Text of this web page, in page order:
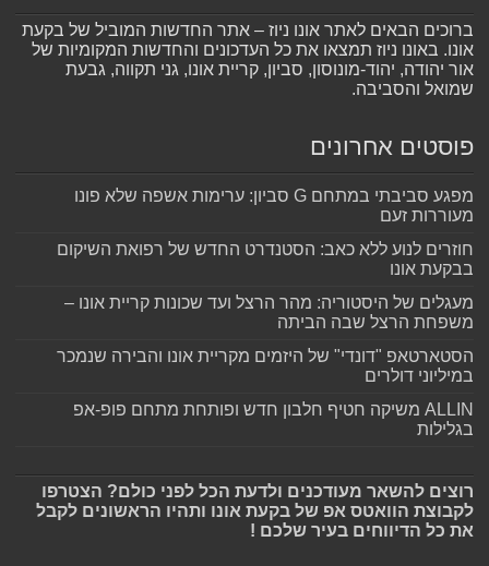
ברוכים הבאים לאתר אונו ניוז – אתר החדשות המוביל של בקעת
אונו. באונו ניוז תמצאו את כל העדכונים והחדשות המקומיות של
אור יהודה, יהוד-מונוסון, סביון, קריית אונו, גני תקווה, גבעת
שמואל והסביבה.
פוסטים אחרונים
מפגע סביבתי במתחם G סביון: ערימות אשפה שלא פונו
מעוררות זעם
חוזרים לנוע ללא כאב: הסטנדרט החדש של רפואת השיקום
בבקעת אונו
מעגלים של היסטוריה: מהר הרצל ועד שכונות קריית אונו –
משפחת הרצל שבה הביתה
הסטארטאפ "דונדי" של היזמים מקריית אונו והבירה שנמכר
במיליוני דולרים
ALLIN משיקה חטיף חלבון חדש ופותחת מתחם פופ-אפ
בגלילות
רוצים להשאר מעודכנים ולדעת הכל לפני כולם? הצטרפו
לקבוצת הוואטס אפ של בקעת אונו ותהיו הראשונים לקבל
את כל הדיווחים בעיר שלכם !